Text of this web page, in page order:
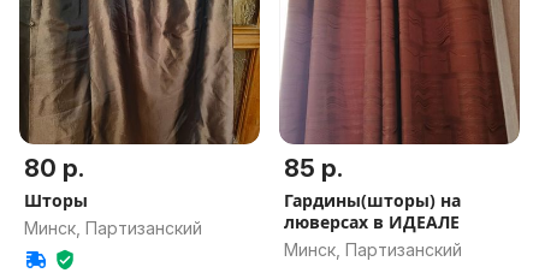
80 р.
Шторы
Минск, Партизанский
85 р.
Гардины(шторы) на
люверсах в ИДЕАЛЕ
Минск, Партизанский